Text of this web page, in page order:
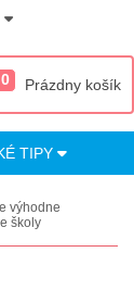
0 Prázdny košík
TIPY
výhodne
školy